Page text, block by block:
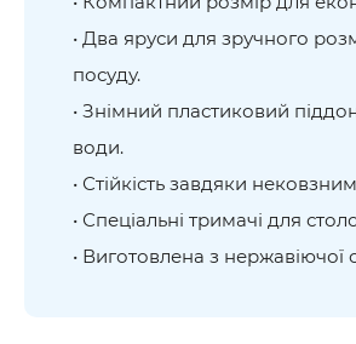
• Два яруси для зручного
посуду.
• Знімний пластиковий
води.
• Стійкість завдяки
• Спеціальні тримачі для
• Виготовлена з нержавіючої